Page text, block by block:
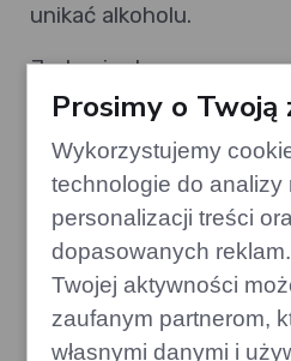
unikać alkoholu.
Jedno jest pewne:
magicznym
które może pomóc, ale
musi pochodzić od
12. Dodatkowe
szukać pomocy
Jeżeli zmagasz się z
kogoś, kto potrzebuje
Prosimy o Twoją
Wykorzystujemy
technologie do analizy
personalizacji treści
dopasowanych
Twojej aktywności
zaufanym partnerom,
własnymi danymi i